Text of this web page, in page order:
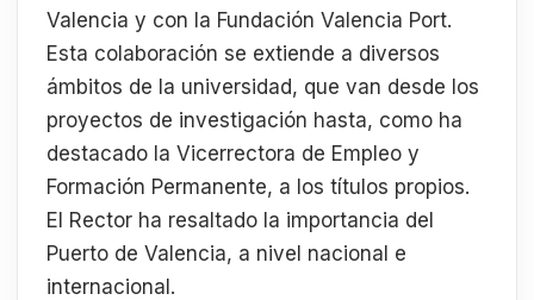
Valencia y con la Fundación Valencia Port.
Esta colaboración se extiende a diversos
ámbitos de la universidad, que van desde los
proyectos de investigación hasta, como ha
destacado la Vicerrectora de Empleo y
Formación Permanente, a los títulos propios.
El Rector ha resaltado la importancia del
Puerto de Valencia, a nivel nacional e
internacional.